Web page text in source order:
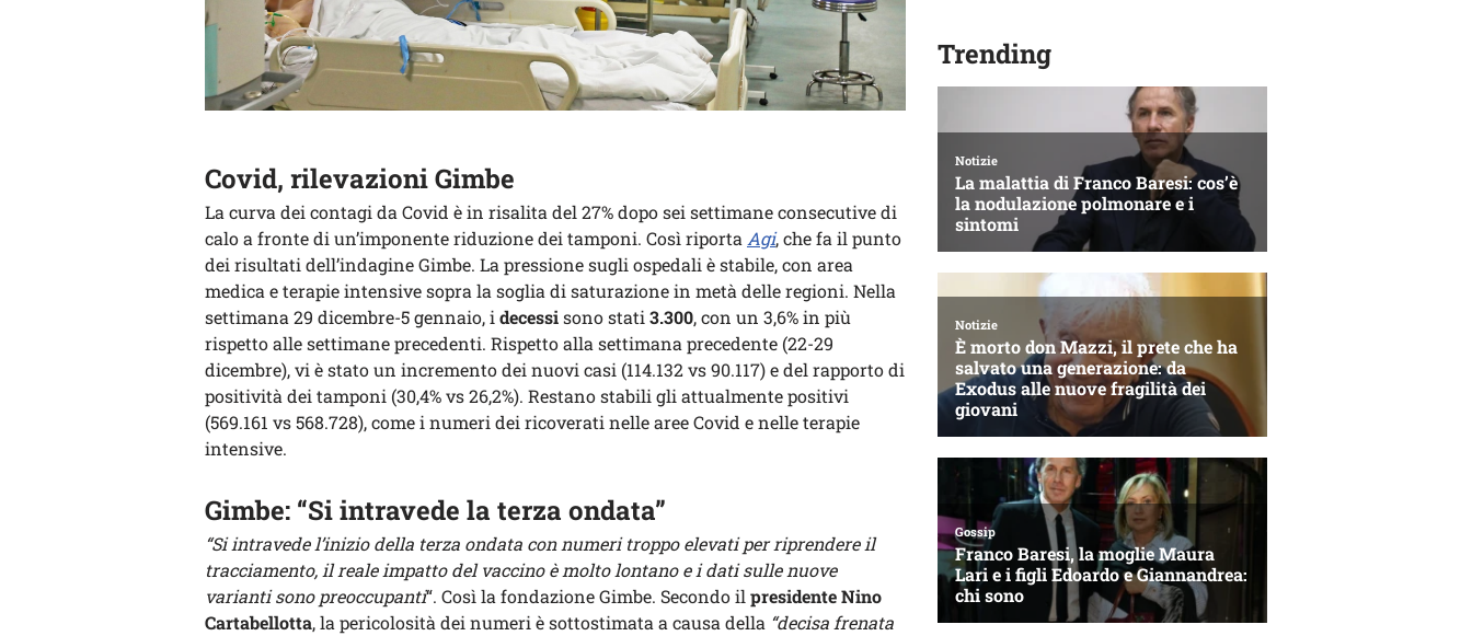
Covid, rilevazioni Gimbe
La curva dei contagi da Covid è in risalita del 27% dopo sei settimane consecutive di
calo a fronte di un’imponente riduzione dei tamponi. Così riportaAgi, che fa il punto
dei risultati dell’indagine Gimbe. La pressione sugli ospedali è stabile, con area
medica e terapie intensive sopra la soglia di saturazione in metà delle regioni. Nella
settimana 29 dicembre-5 gennaio, idecessisono stati3.300, con un 3,6% in più
rispetto alle settimane precedenti. Rispetto alla settimana precedente (22-29
dicembre), vi è stato un incremento dei nuovi casi (114.132 vs 90.117) e del rapporto di
positività dei tamponi (30,4% vs 26,2%). Restano stabili gli attualmente positivi
(569.161 vs 568.728), come i numeri dei ricoverati nelle aree Covid e nelle terapie
intensive.
Gimbe: “Si intravede la terza ondata”
“Si intravede l’inizio della terza ondata con numeri troppo elevati per riprendere il
tracciamento, il reale impatto del vaccino è molto lontano e i dati sulle nuove
varianti sono preoccupanti“. Così la fondazione Gimbe. Secondo ilpresidente Nino
Cartabellotta, la pericolosità dei numeri è sottostimata a causa della “decisa frenata
Trending